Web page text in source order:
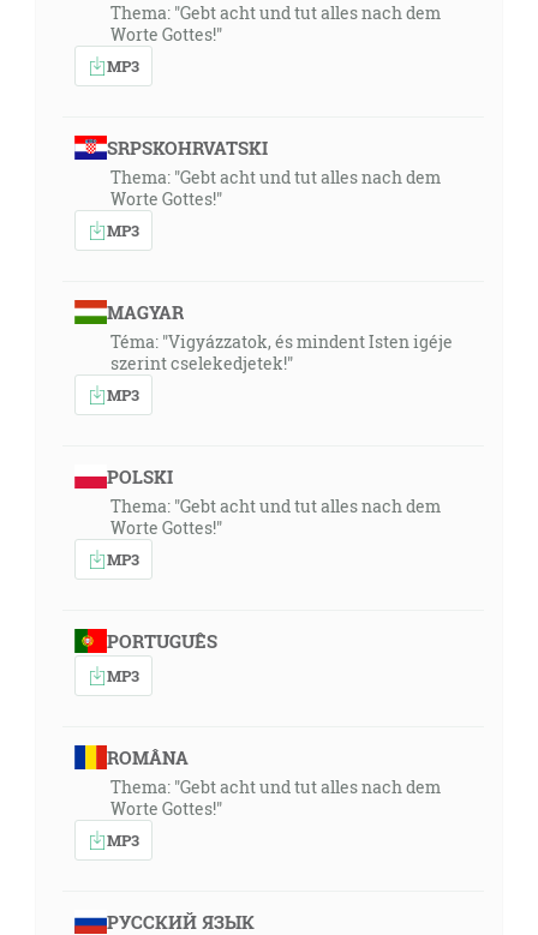
Thema: "Gebt acht und tut alles nach dem
Worte Gottes!"
MP3
SRPSKOHRVATSKI
Thema: "Gebt acht und tut alles nach dem
Worte Gottes!"
MP3
MAGYAR
Téma: "Vigyázzatok, és mindent Isten igéje
szerint cselekedjetek!"
MP3
POLSKI
Thema: "Gebt acht und tut alles nach dem
Worte Gottes!"
MP3
PORTUGUÊS
MP3
ROMÂNA
Thema: "Gebt acht und tut alles nach dem
Worte Gottes!"
MP3
РУССКИЙ ЯЗЫК